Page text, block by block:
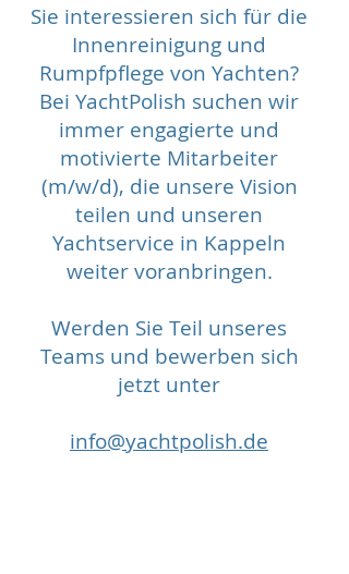
Sie interessieren sich für die
Innenreinigung und
Rumpfpflege von Yachten?
Bei YachtPolish suchen wir
immer engagierte und
motivierte Mitarbeiter
(m/w/d), die unsere Vision
teilen und unseren
Yachtservice in Kappeln
weiter voranbringen.
Werden Sie Teil unseres
Teams und bewerben sich
jetzt unter
info@yachtpolish.de